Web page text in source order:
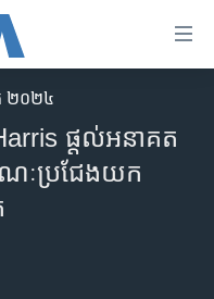
២០២៤
ផ្តល់​អនាគត
ណៈ​ប្រជែង​យក​